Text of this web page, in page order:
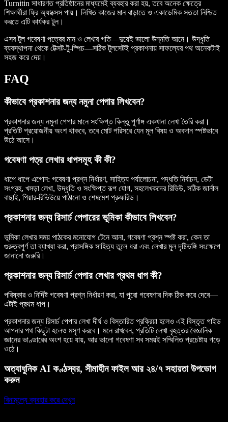
Turnitin সাধারণত প্রতিষ্ঠানের মাধ্যমেই ব্যবহার করা হয়, তবে অনেক ক্ষেত্রে
শিক্ষার্থীরা ফ্রি অ্যাক্সেস পায়। লিখিত কাজের মান বাড়াতে ও একাডেমিক সততা নিশ্চিত
করতে এটি কার্যকর টুল।
এসব টুল গবেষণা পত্রের মান ও লেখার গতি—দুয়েই ভালো উন্নতি আনে। উদ্ধৃতি
ব্যবস্থাপনা থেকে টেক্সট-টু-স্পিচ—সঠিক টুলসেটই প্রকাশনায় সাফল্যের পথ অনেকটাই
সহজ করে দেয়।
FAQ
কীভাবে প্রকাশনার জন্য নমুনা পেপার লিখবেন?
প্রকাশনার জন্য নমুনা পেপার মানে সংক্ষিপ্ত কিন্তু পূর্ণাঙ্গ একখানা লেখা তৈরি করা।
প্রতিটি প্রয়োজনীয় অংশ থাকবে, তবে মোট পরিসরে যেন মূল বিষয় ও অবদান স্পষ্টভাবে
উঠে আসে।
গবেষণা পত্র লেখার ধাপসমূহ কী কী?
ধাপে ধাপে এগোন: গবেষণা প্রশ্ন নির্ধারণ, সাহিত্য পর্যালোচনা, পদ্ধতি নির্বাচন, ডেটা
সংগ্রহ, খসড়া লেখা, উদ্ধৃতি ও সংক্ষিপ্ত রূপ যোগ, সহলেখকদের রিভিউ, সঠিক জার্নাল
বাছাই, পিয়ার-রিভিউয়ে পাঠানো ও শেষমেশ প্রুফরিড।
প্রকাশনার জন্য রিসার্চ পেপারের ভূমিকা কীভাবে লিখবেন?
ভূমিকা লেখার সময় পাঠকের মনোযোগ টেনে আনা, গবেষণা প্রশ্ন স্পষ্ট করা, কেন তা
গুরুত্বপূর্ণ তা ব্যাখ্যা করা, প্রাসঙ্গিক সাহিত্য তুলে ধরা এবং লেখার মূল দৃষ্টিভঙ্গি সংক্ষেপে
জানানো জরুরি।
প্রকাশনার জন্য রিসার্চ পেপার লেখার প্রথম ধাপ কী?
পরিষ্কার ও নির্দিষ্ট গবেষণা প্রশ্ন নির্ধারণ করা, যা পুরো গবেষণার দিক ঠিক করে দেবে—
এটাই প্রথম ধাপ।
প্রকাশনার জন্য রিসার্চ পেপার লেখা দীর্ঘ ও বিস্তারিত প্রক্রিয়া হলেও এই বিস্তৃত গাইড
আপনার পথ কিছুটা হলেও মসৃণ করবে। মনে রাখবেন, প্রতিটি লেখা বৃহত্তর বৈজ্ঞানিক
জ্ঞানের ভাণ্ডারের অংশ হয়ে যায়, আর ভালো গবেষণা সব সময়ই সম্মিলিত প্রচেষ্টায় গড়ে
ওঠে।
অত্যাধুনিক AI কণ্ঠস্বর, সীমাহীন ফাইল আর ২৪/৭ সহায়তা উপভোগ
করুন
বিনামূল্যে ব্যবহার করে দেখুন